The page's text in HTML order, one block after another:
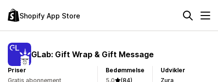
Shopify App Store
GLab: Gift Wrap & Gift Message
Priser
Gratis abonnement
Bedømmelse
5,0
(84)
Udvikler
Zura